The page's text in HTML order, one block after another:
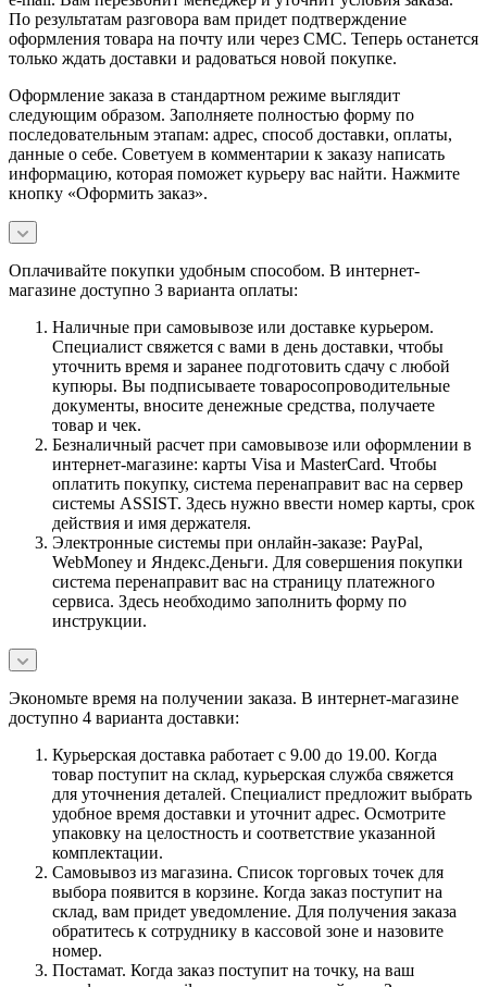
По результатам разговора вам придет подтверждение
оформления товара на почту или через СМС. Теперь останется
только ждать доставки и радоваться новой покупке.
Оформление заказа в стандартном режиме выглядит
следующим образом. Заполняете полностью форму по
последовательным этапам: адрес, способ доставки, оплаты,
данные о себе. Советуем в комментарии к заказу написать
информацию, которая поможет курьеру вас найти. Нажмите
кнопку «Оформить заказ».
Оплачивайте покупки удобным способом. В интернет-
магазине доступно 3 варианта оплаты:
Наличные при самовывозе или доставке курьером.
Специалист свяжется с вами в день доставки, чтобы
уточнить время и заранее подготовить сдачу с любой
купюры. Вы подписываете товаросопроводительные
документы, вносите денежные средства, получаете
товар и чек.
Безналичный расчет при самовывозе или оформлении в
интернет-магазине: карты Visa и MasterCard. Чтобы
оплатить покупку, система перенаправит вас на сервер
системы ASSIST. Здесь нужно ввести номер карты, срок
действия и имя держателя.
Электронные системы при онлайн-заказе: PayPal,
WebMoney и Яндекс.Деньги. Для совершения покупки
система перенаправит вас на страницу платежного
сервиса. Здесь необходимо заполнить форму по
инструкции.
Экономьте время на получении заказа. В интернет-магазине
доступно 4 варианта доставки:
Курьерская доставка работает с 9.00 до 19.00. Когда
товар поступит на склад, курьерская служба свяжется
для уточнения деталей. Специалист предложит выбрать
удобное время доставки и уточнит адрес. Осмотрите
упаковку на целостность и соответствие указанной
комплектации.
Самовывоз из магазина. Список торговых точек для
выбора появится в корзине. Когда заказ поступит на
склад, вам придет уведомление. Для получения заказа
обратитесь к сотруднику в кассовой зоне и назовите
номер.
Постамат. Когда заказ поступит на точку, на ваш